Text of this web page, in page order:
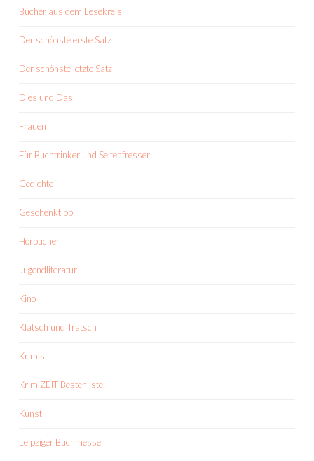
Bücher aus dem Lesekreis
Der schönste erste Satz
Der schönste letzte Satz
Dies und Das
Frauen
Für Buchtrinker und Seitenfresser
Gedichte
Geschenktipp
Hörbücher
Jugendliteratur
Kino
Klatsch und Tratsch
Krimis
KrimiZEIT-Bestenliste
Kunst
Leipziger Buchmesse